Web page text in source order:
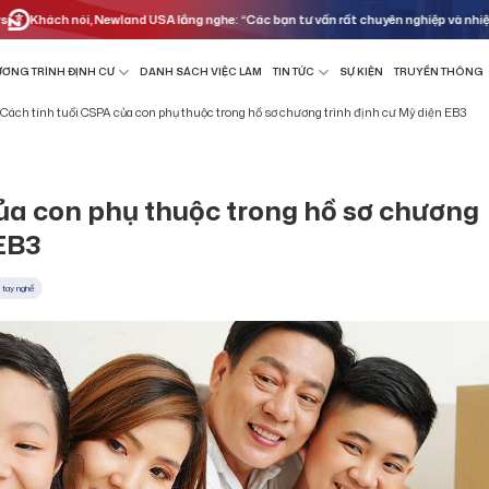
nói, Newland USA lắng nghe: “Các bạn tư vấn rất chuyên nghiệp và nhiệt huyết,
TRÌNH ĐỊNH CƯ DANH SÁCH VIỆC LÀM TIN TỨC SỰ KIỆN TRUYỀN THÔNG
Cách tính tuổi CSPA của con phụ thuộc trong hồ sơ chương trình định cư Mỹ diện EB3
con phụ thuộc trong hồ sơ chương
nghề